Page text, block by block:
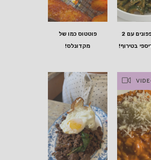
פוטטוס כמו של
מקדונלס!
סלט מלפפונים עם 2
בטירוף!